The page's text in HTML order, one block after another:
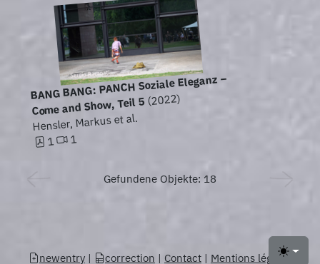
Toggle
BANG BANG: PANCH Soziale Eleganz –
Come and Show, Teil 5(2022)
Hensler, Markus et al.
1 1
Gefundene Objekte: 18
newentry | correction | Contact | Mentions légales